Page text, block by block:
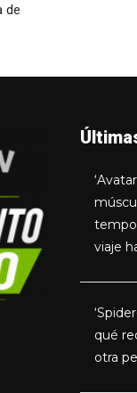
de
viaje
qué
otra